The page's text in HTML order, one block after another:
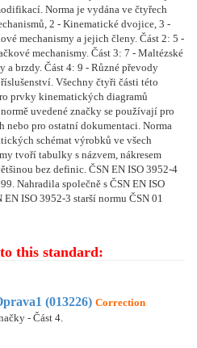
Norma je vydána ve čtyřech
2 - Kinematické dvojice, 3 -
mechanismy a jejich členy. Část 2: 5 -
mechanismy. Část 3: 7 - Maltézské
a brzdy. Část 4: 9 - Různé převody
Všechny čtyři části této
prvky kinematických diagramů
uvedené značky se používají pro
nebo pro ostatní dokumentaci. Norma
schémat výrobků ve všech
tvoří tabulky s názvem, nákresem
bez definic. ČSN EN ISO 3952-4
Nahradila společně s ČSN EN ISO
ISO 3952-3 starší normu ČSN 01
this standard:
(013226) Correction
- Část 4.